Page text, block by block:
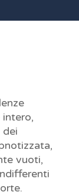
intero,
vuoti,